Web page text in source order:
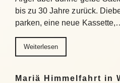
bis zu 30 Jahre zurück.
parken, eine neue
Weiterlesen
Mariä Himmelfahrt in